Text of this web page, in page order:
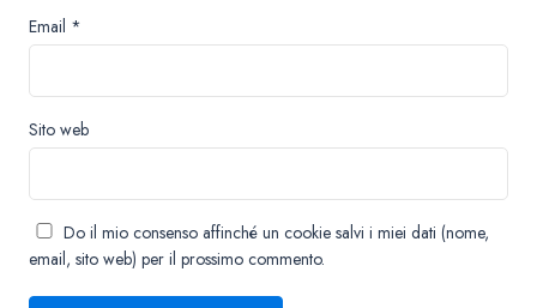
Email *
Sito web
Do il mio consenso affinché un cookie salvi i miei dati (nome,
email, sito web) per il prossimo commento.